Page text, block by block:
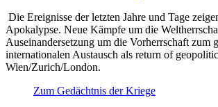
Die Ereignisse der letzten Jahre und Tage
Apokalypse. Neue Kämpfe um die
Auseinandersetzung um die Vorherrschaft
internationalen Austausch als return of
Wien/Zurich/London.
Zum Gedächtnis der Kriege